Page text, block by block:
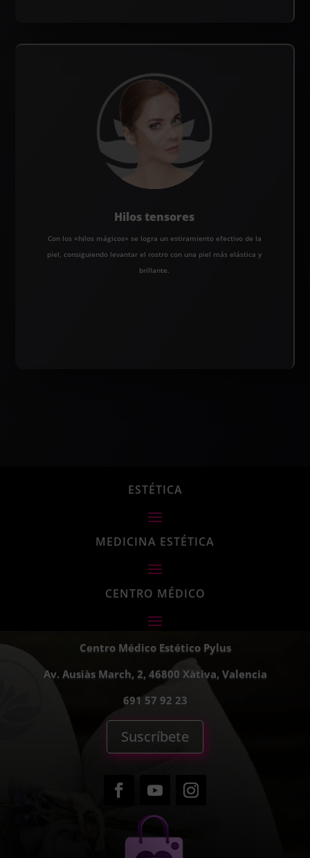
Hilos tensores
Con los «hilos mágicos» se logra un estiramiento efectivo de la
piel, consiguiendo levantar el rostro con una piel más elástica y
brillante.
ESTÉTICA
MEDICINA ESTÉTICA
CENTRO MÉDICO
Centro Médico Estético Pylus
Av. Ausiàs March, 2, 46800 Xàtiva, Valencia
691 57 92 23
Suscríbete